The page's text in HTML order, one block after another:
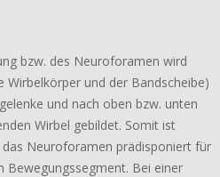
bzw. des Neuro­foramen wird
Wirbel­körper und der Bandscheibe)
und nach oben bzw. unten
Wirbel gebil­det. Somit ist
Neuroforamen prädis­po­niert für
Bewegungs­segment. Bei einer